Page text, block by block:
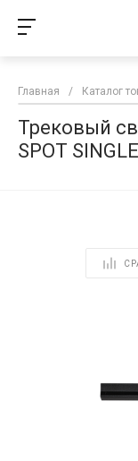
Главная / Каталог
Трековый
SPOT